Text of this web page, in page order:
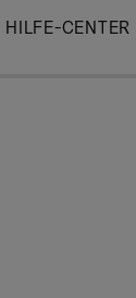
Skip
HILFE-CENTER